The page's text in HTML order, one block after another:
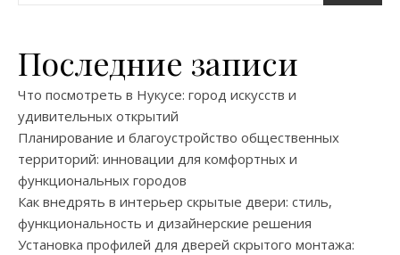
Последние записи
Что посмотреть в Нукусе: город искусств и
удивительных открытий
Планирование и благоустройство общественных
территорий: инновации для комфортных и
функциональных городов
Как внедрять в интерьер скрытые двери: стиль,
функциональность и дизайнерские решения
Установка профилей для дверей скрытого монтажа: